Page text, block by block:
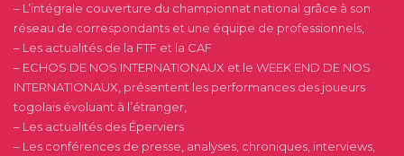
– L’intégrale couverture du championnat national grâce à son
réseau de correspondants et une équipe de professionnels,
– Les actualités de la FTF et la CAF
– ECHOS DE NOS INTERNATIONAUX et le WEEK END DE NOS
INTERNATIONAUX, présentent les performances des joueurs
togolais évoluant à l’étranger,
– Les actualités des Éperviers
– Les conférences de presse, analyses, chroniques, interviews,